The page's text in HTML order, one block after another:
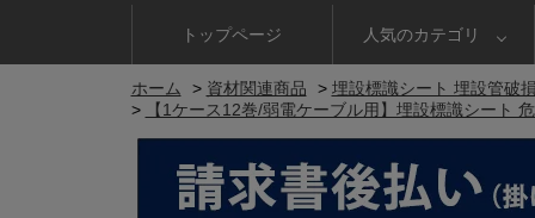
トップページ 人気のカテゴリ
ホーム > 資材関連商品 > 埋設標識シート 埋設管破
>
【1ケース12巻/弱電ケーブル用】埋設標識シート